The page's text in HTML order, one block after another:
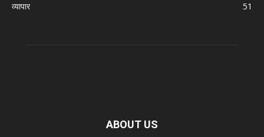
व्यापार
51
ABOUT US